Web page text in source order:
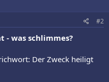
#2
- was schlimmes?
Der Zweck heiligt